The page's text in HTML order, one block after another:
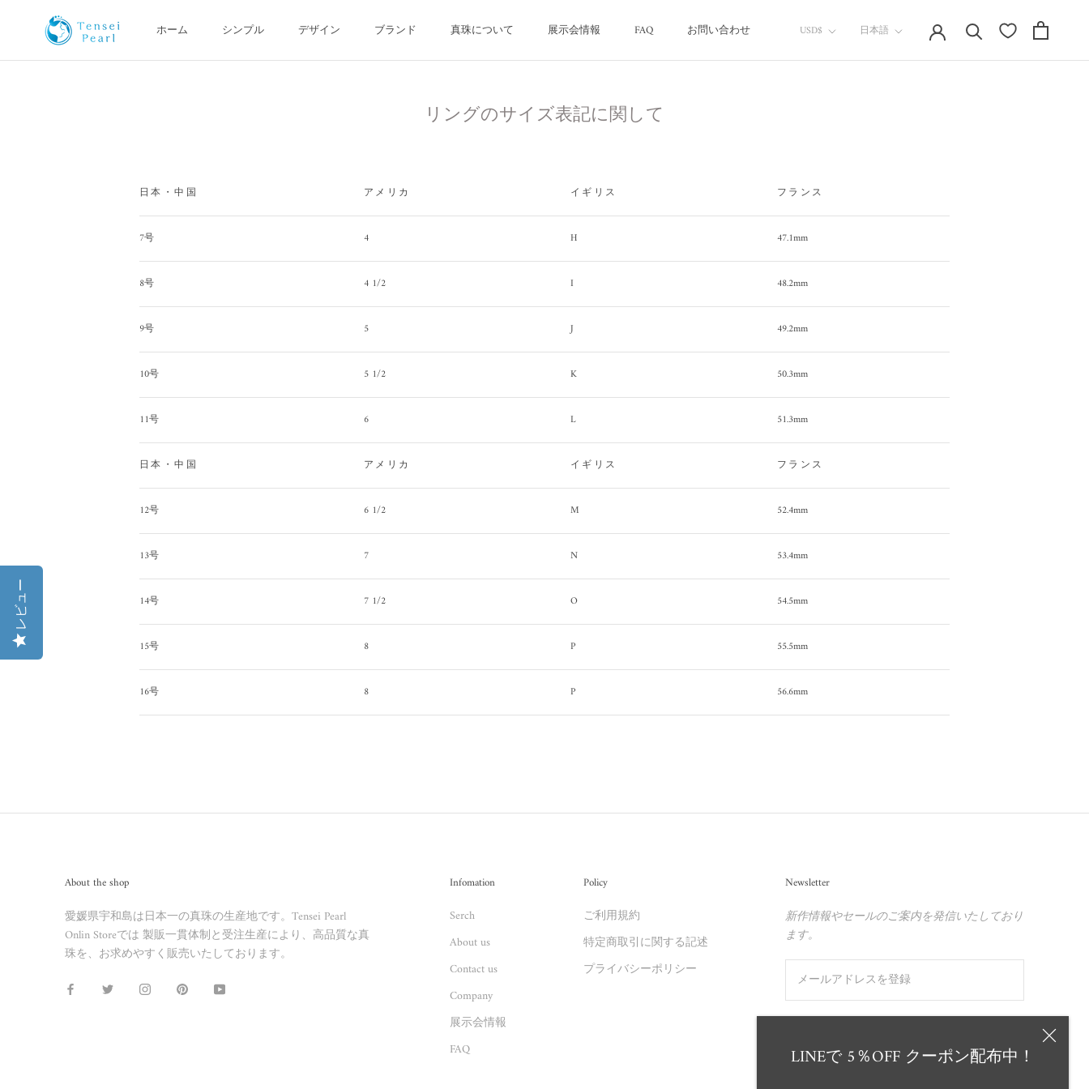
ン
LINEで 5％OFF クーポン配布中！
ホーム
シンプル
デザイン
ブランド
真珠について
展示会情報
FAQ
お問い合わせ
通
USD$
言
日本語
リングのサイズ表記に関して
日本・中国 アメリカ イギリス フランス
7号 4 H 47.1mm
8号 4 1/2 I 48.2mm
9号 5 J 49.2mm
10号 5 1/2 K 50.3mm
11号 6 L 51.3mm
日本・中国 アメリカ イギリス フランス
12号 6 1/2 M 52.4mm
13号 7 N 53.4mm
14号 7 1/2 O 54.5mm
15号 8 P 55.5mm
16号 8 P 56.6mm
About the shop
愛媛県宇和島は日本一の真珠の生産地です。Tensei Pearl
Onlin Storeでは 製販一貫体制と受注生産により、高品質な真
珠を、お求めやすく販売いたしております。
Infomation
Serch
About us
Contact us
Company
展示会情報
FAQ
Policy
ご利用規約
特定商取引に関する記述
プライバシーポリシー
Newsletter
新作情報やセールのご案内を発信いたしており
ます。
レビュー